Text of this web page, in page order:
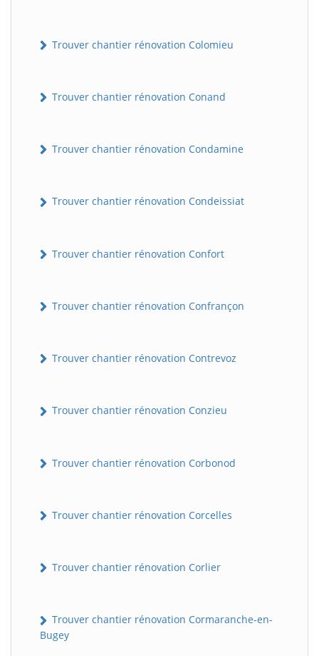
Trouver chantier rénovation Colomieu
Trouver chantier rénovation Conand
Trouver chantier rénovation Condamine
Trouver chantier rénovation Condeissiat
Trouver chantier rénovation Confort
Trouver chantier rénovation Confrançon
Trouver chantier rénovation Contrevoz
Trouver chantier rénovation Conzieu
Trouver chantier rénovation Corbonod
Trouver chantier rénovation Corcelles
Trouver chantier rénovation Corlier
Trouver chantier rénovation Cormaranche-en-
Bugey
B Assistant en ligne